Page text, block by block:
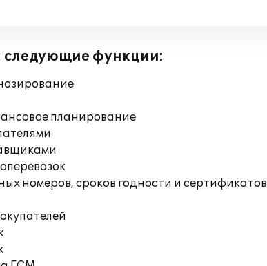
функции:
планирование
номеров, сроков годности и сертификатов